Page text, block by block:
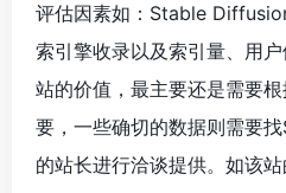
评估因素如：Stable
索引擎收录以及索引量、用
站的价值，最主要还是需要
要，一些确切的数据则需要
的站长进行洽谈提供。如该站